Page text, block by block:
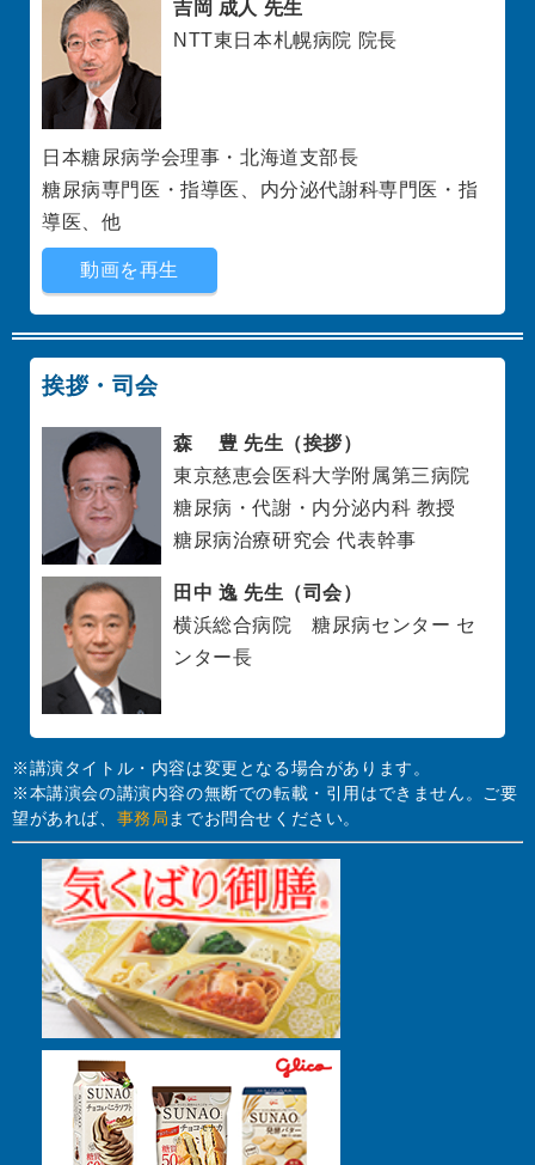
吉岡 成人 先生
NTT東日本札幌病院 院長
日本糖尿病学会理事・北海道支部長
糖尿病専門医・指導医、内分泌代謝科専門医・指
導医、他
動画を再生
挨拶・司会
森 豊 先生（挨拶）
東京慈恵会医科大学附属第三病院
糖尿病・代謝・内分泌内科 教授
糖尿病治療研究会 代表幹事
田中 逸 先生（司会）
横浜総合病院 糖尿病センター セ
ンター長
※講演タイトル・内容は変更となる場合があります。
※本講演会の講演内容の無断での転載・引用はできません。ご要
望があれば、 事務局までお問合せください。